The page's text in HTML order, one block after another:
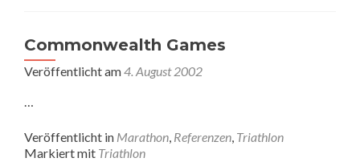
Commonwealth Games
Veröffentlicht am4. August 2002
…
Veröffentlicht in Marathon, Referenzen, Triathlon
Markiert mit Triathlon